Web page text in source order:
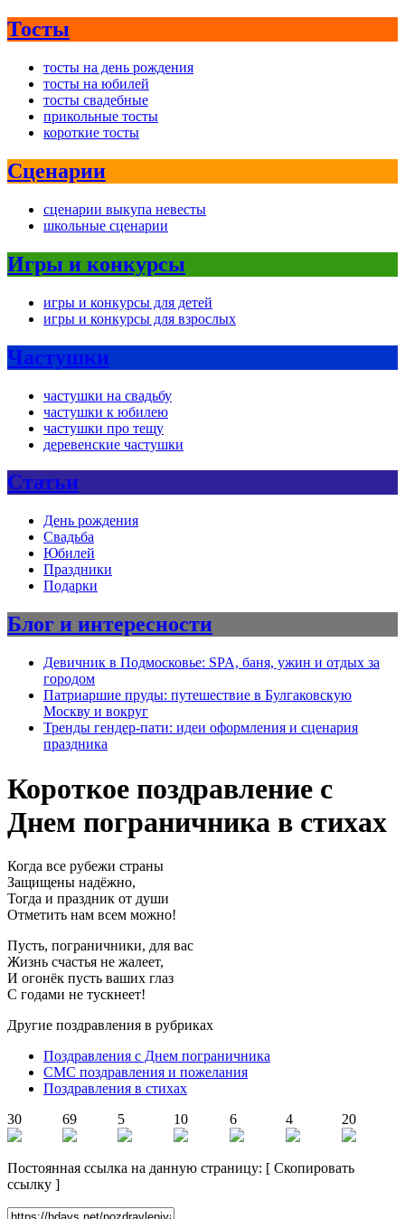
Тосты
тосты на день рождения
тосты на юбилей
тосты свадебные
прикольные тосты
короткие тосты
Сценарии
сценарии выкупа невесты
школьные сценарии
Игры и конкурсы
игры и конкурсы для детей
игры и конкурсы для взрослых
Частушки
частушки на свадьбу
частушки к юбилею
частушки про тещу
деревенские частушки
Статьи
День рождения
Свадьба
Юбилей
Праздники
Подарки
Блог и интересности
Девичник в Подмосковье: SPA, баня, ужин и отдых за
городом
Патриаршие пруды: путешествие в Булгаковскую
Москву и вокруг
Тренды гендер-пати: идеи оформления и сценария
праздника
Короткое поздравление с
Днем пограничника в стихах
Когда все рубежи страны
Защищены надёжно,
Тогда и праздник от души
Отметить нам всем можно!
Пусть, пограничники, для вас
Жизнь счастья не жалеет,
И огонёк пусть ваших глаз
С годами не тускнеет!
Другие поздравления в рубриках
Поздравления с Днем пограничника
СМС поздравления и пожелания
Поздравления в стихах
30
69 5 10 6 4 20
Постоянная ссылка на данную страницу: [ Скопировать
ссылку ]